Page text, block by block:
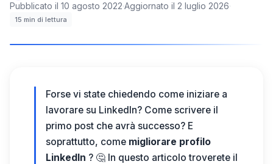
Pubblicato il 10 agosto 2022·Aggiornato il 2 luglio 2026·
15 min di lettura
Forse vi state chiedendo come iniziare a
lavorare su LinkedIn? Come scrivere il
primo post che avrà successo? E
soprattutto, come migliorare profilo
LinkedIn ? 🤔 In questo articolo troverete il